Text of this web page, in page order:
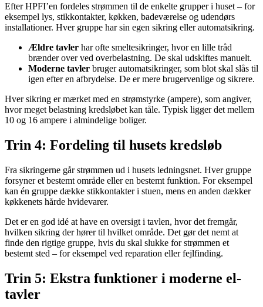
Efter HPFI’en fordeles strømmen til de enkelte grupper i huset – for
eksempel lys, stikkontakter, køkken, badeværelse og udendørs
installationer. Hver gruppe har sin egen sikring eller automatsikring.
Ældre tavler har ofte smeltesikringer, hvor en lille tråd
brænder over ved overbelastning. De skal udskiftes manuelt.
Moderne tavler bruger automatsikringer, som blot skal slås til
igen efter en afbrydelse. De er mere brugervenlige og sikrere.
Hver sikring er mærket med en strømstyrke (ampere), som angiver,
hvor meget belastning kredsløbet kan tåle. Typisk ligger det mellem
10 og 16 ampere i almindelige boliger.
Trin 4: Fordeling til husets kredsløb
Fra sikringerne går strømmen ud i husets ledningsnet. Hver gruppe
forsyner et bestemt område eller en bestemt funktion. For eksempel
kan én gruppe dække stikkontakter i stuen, mens en anden dækker
køkkenets hårde hvidevarer.
Det er en god idé at have en oversigt i tavlen, hvor det fremgår,
hvilken sikring der hører til hvilket område. Det gør det nemt at
finde den rigtige gruppe, hvis du skal slukke for strømmen et
bestemt sted – for eksempel ved reparation eller fejlfinding.
Trin 5: Ekstra funktioner i moderne el-
tavler